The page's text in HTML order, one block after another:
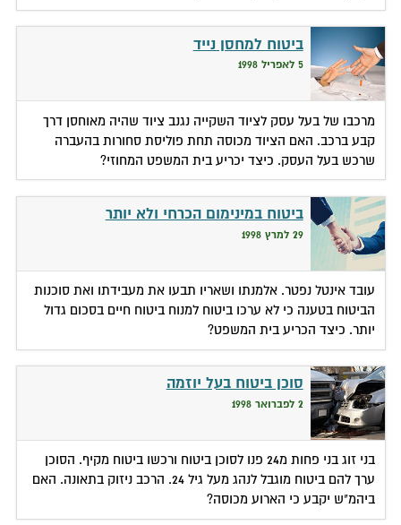
ביטוח למחסן נייד
5 לאפריל 1998
מרכבו של בעל עסק לציוד השקייה נגנב ציוד שהיה מאוחסן דרך
קבע ברכב. האם הציוד מכוסה תחת פוליסת סחורות בהעברה
שרכש בעל העסק. כיצד יכריע בית המשפט המחוזי?
ביטוח במינימום הכרחי ולא יותר
29 למרץ 1998
עובד אינטל נפטר. אלמנתו ושאריו תבעו את מעבידתו ואת סוכנות
הביטוח בטענה כי לא ערכו ביטוח למנוח ביטוח חיים בסכום גדול
יותר. כיצד הכריע בית המשפט?
סוכן ביטוח בעל יוזמה
2 לפברואר 1998
בני זוג בני פחות מ24 פנו לסוכן ביטוח ורכשו ביטוח מקיף. הסוכן
ערך להם ביטוח מוגבל לנהג מעל גיל 24. הרכב ניזוק בתאונה. האם
ביהמ"ש יקבע כי הארוע מכוסה?